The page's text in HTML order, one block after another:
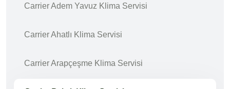
Carrier Adem Yavuz Klima Servisi
Carrier Ahatlı Klima Servisi
Carrier Arapçeşme Klima Servisi